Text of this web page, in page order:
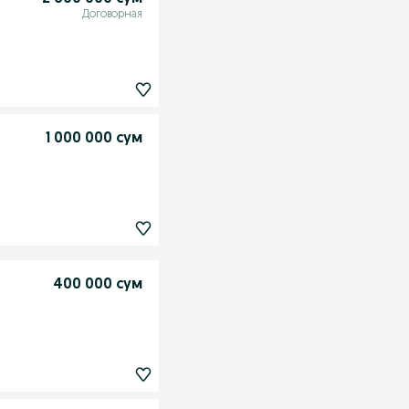
Договорная
1 000 000 сум
400 000 сум